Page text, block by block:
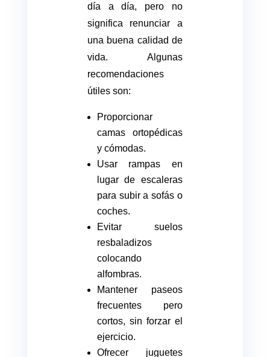
día a día, pero no
significa renunciar a
una buena calidad de
vida. Algunas
recomendaciones
útiles son:
Proporcionar
camas ortopédicas
y cómodas.
Usar rampas en
lugar de escaleras
para subir a sofás o
coches.
Evitar suelos
resbaladizos
colocando
alfombras.
Mantener paseos
frecuentes pero
cortos, sin forzar el
ejercicio.
Ofrecer juguetes